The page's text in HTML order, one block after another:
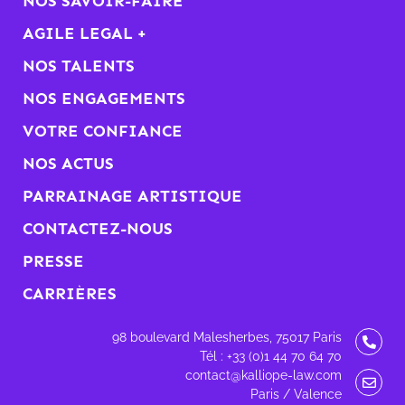
AGILE LEGAL +
NOS TALENTS
NOS ENGAGEMENTS
VOTRE CONFIANCE
NOS ACTUS
PARRAINAGE ARTISTIQUE
CONTACTEZ-NOUS
PRESSE
CARRIÈRES
98 boulevard Malesherbes, 75017 Paris
Tél : +33 (0)1 44 70 64 70
contact@kalliope-law.com
Paris / Valence